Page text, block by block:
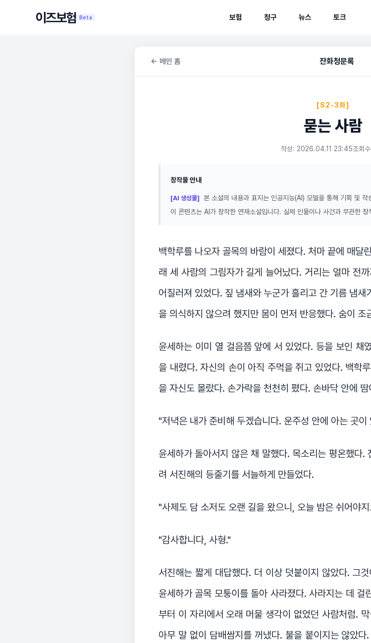
이즈보험 Beta 보험 청구 뉴스 토크
← 메인 홈 잔화청문록
[S2-3화]
묻는 사람
작성: 2026.04.11 23:45조회
창작물 안내
[AI 생성물]
본 소설의 내용과 표지는 인공지능(AI) 모델을 통해 기획 및 작
이 콘텐츠는 AI가 창작한 연재소설입니다. 실제 인물이나 사건과 무관한 창
백학루를 나오자 골목의 바람이 세졌다. 처마 끝에 매달
래 세 사람의 그림자가 길게 늘어났다. 거리는 얼마 전
어질러져 있었다. 짚 냄새와 누군가 흘리고 간 기름 냄
을 의식하지 않으려 했지만 몸이 먼저 반응했다. 숨이 조
윤세하는 이미 열 걸음쯤 앞에 서 있었다. 등을 보인 채
을 내렸다. 자신의 손이 아직 주먹을 쥐고 있었다. 백학
을 자신도 몰랐다. 손가락을 천천히 폈다. 손바닥 안에
"저녁은 내가 준비해 두겠습니다. 운주성 안에 아는 곳이
윤세하가 돌아서지 않은 채 말했다. 목소리는 평온했다.
려 서진해의 등줄기를 서늘하게 만들었다.
"사제도 담 소저도 오랜 길을 왔으니, 오늘 밤은 쉬어야지
"감사합니다, 사형."
서진해는 짧게 대답했다. 더 이상 덧붙이지 않았다. 그
윤세하가 골목 모퉁이를 돌아 사라졌다. 사라지는 데 걸
부터 이 자리에서 오래 머물 생각이 없었던 사람처럼.
아무 말 없이 담배쌈지를 꺼냈다. 불을 붙이지는 않았